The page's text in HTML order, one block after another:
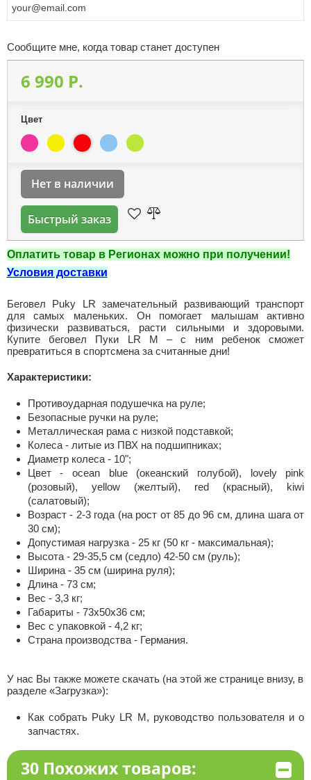
Сообщите мне, когда товар станет доступен
6 990 P.
Цвет
Нет в наличии
Быстрый заказ
Оплатить товар в Регионах можно при получении!
Условия доставки
Беговел Puky LR замечательный развивающий транспорт
для самых маленьких. Он помогает малышам активно
физически развиваться, расти сильными и здоровыми.
Купите беговел Пуки LR M – с ним ребенок сможет
превратиться в спортсмена за считанные дни!
Характеристики:
Противоударная подушечка на руле;
Безопасные ручки на руле;
Металлическая рама с низкой подставкой;
Колеса - литые из ПВХ на подшипниках;
Диаметр колеса - 10";
Цвет - ocean blue (океанский голубой), lovely pink
(розовый), yellow (желтый), red (красный), kiwi
(салатовый);
Возраст - 2-3 года (на рост от 85 до 96 см, длина шага от
30 см);
Допустимая нагрузка - 25 кг (50 кг - максимальная);
Высота - 29-35,5 см (седло) 42-50 см (руль);
Ширина - 35 см (ширина руля);
Длина - 73 см;
Вес - 3,3 кг;
Габариты - 73х50х36 см;
Вес с упаковкой - 4,2 кг;
Страна производства - Германия.
У нас Вы также можете скачать (на этой же странице внизу, в
разделе «Загрузка»):
Как собрать Puky LR M, руководство пользователя и о
запчастях.
30 Похожих товаров: